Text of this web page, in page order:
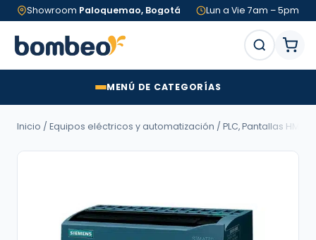
Showroom Paloquemao, Bogotá Lun a Vie 7am – 5pm
MENÚ DE CATEGORÍAS
Inicio / Equipos eléctricos y automatización / PLC, Pantallas HMI,